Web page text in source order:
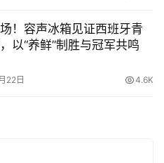
Warne表示：“在生产过
我们的生产线。我们在数码马
！容声冰箱见证西班牙青
以“养鲜”制胜与冠军共鸣
22日 4.6K